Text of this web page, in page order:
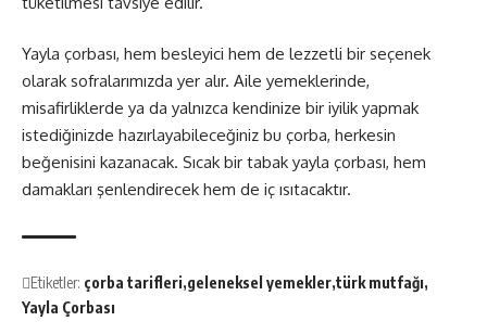
Yayla çorbası, hem besleyici hem de lezzetli bir seçenek
olarak sofralarımızda yer alır. Aile yemeklerinde,
misafirliklerde ya da yalnızca kendinize bir iyilik yapmak
istediğinizde hazırlayabileceğiniz bu çorba, herkesin
beğenisini kazanacak. Sıcak bir tabak yayla çorbası, hem
damakları şenlendirecek hem de iç ısıtacaktır.
Etiketler: çorba tarifleri geleneksel yemekler türk mutfağı
Yayla Çorbası